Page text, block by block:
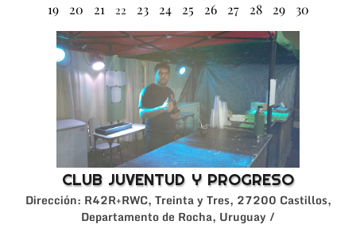
19
20 21 22 23 24 25 26 27 28 29 30
CLUB JUVENTUD Y PROGRESO
Dirección: R42R+RWC, Treinta y Tres, 27200 Castillos,
Departamento de Rocha, Uruguay /